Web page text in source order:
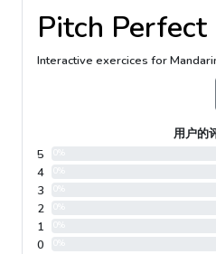
Pitch Perfect
Interactive exercices for
用户的
5
4
3
2
1
0